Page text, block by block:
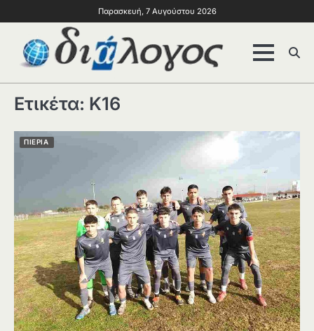
Παρασκευή, 7 Αυγούστου 2026
Ετικέτα: Κ16
ΠΙΕΡΙΑ